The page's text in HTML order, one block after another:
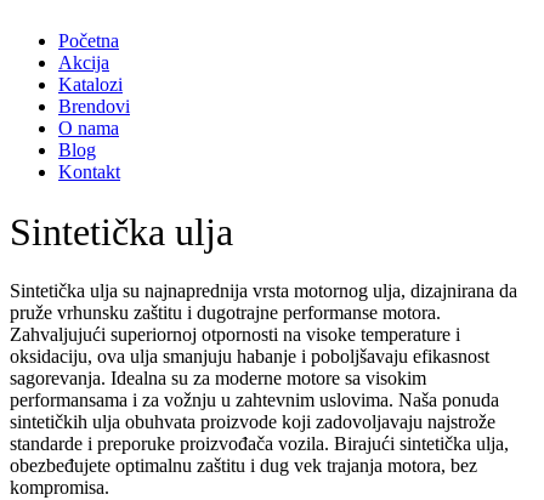
Početna
Akcija
Katalozi
Brendovi
O nama
Blog
Kontakt
Sintetička ulja
Sintetička ulja su najnaprednija vrsta motornog ulja, dizajnirana da
pruže vrhunsku zaštitu i dugotrajne performanse motora.
Zahvaljujući superiornoj otpornosti na visoke temperature i
oksidaciju, ova ulja smanjuju habanje i poboljšavaju efikasnost
sagorevanja. Idealna su za moderne motore sa visokim
performansama i za vožnju u zahtevnim uslovima. Naša ponuda
sintetičkih ulja obuhvata proizvode koji zadovoljavaju najstrože
standarde i preporuke proizvođača vozila. Birajući sintetička ulja,
obezbeđujete optimalnu zaštitu i dug vek trajanja motora, bez
kompromisa.